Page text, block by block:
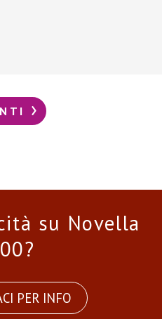
su Novella
PER INFO